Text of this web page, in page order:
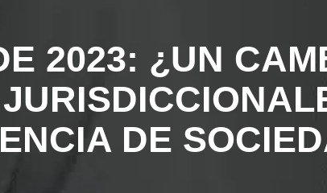
2023: ¿UN
DE